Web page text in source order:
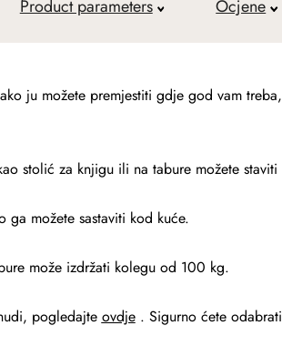
Product parameters Ocjene
ju možete premjestiti gdje god vam
stolić za knjigu ili na tabure možete
možete sastaviti kod kuće.
može izdržati kolegu od 100 kg.
pogledajte ovdje. Sigurno ćete